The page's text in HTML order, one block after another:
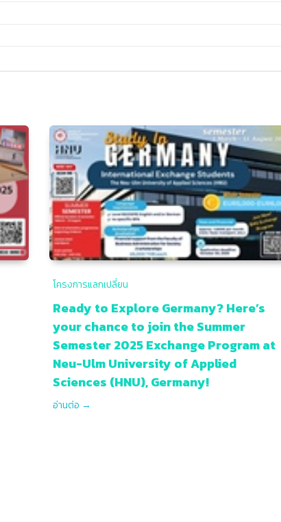
โครงการแลกเปลี่ยน
Ready to Explore Germany? Here’s
your chance to join the Summer
Semester 2025 Exchange Program at
Neu-Ulm University of Applied
Sciences (HNU), Germany!